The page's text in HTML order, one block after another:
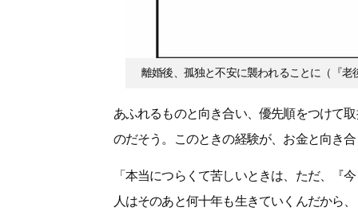
離婚後、孤独と不安に襲われることに（『老
あふれるものと向き合い、優先順をつけて
のだそう。このときの経験が、お金と向き
「本当につらくて苦しいときは、ただ、『
人はそのあと何十年も生きていくんだから